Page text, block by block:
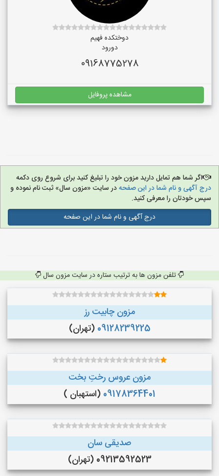
دوختکده فهیم
دورود
09168775278
مشاهده پروفایل
اگر شما هم تمایل دارید مزون خود را تبلیغ کنید برای شروع روی دکمه
درج آگهی و نام شما در این صفحهدر سایت «مزون سال» ثبت نام نموده و
سپس خودتان را معرفی کنید.
درج آگهی و نام شما در این صفحه
تلفن مزون ها به ترتیب ستاره در سایت مزون سال
مزون چابیت رز
09128239225 (تهران)
مزون عروس رختِ بخت
09178364401 (استهبان )
صدیقی سان
09213592523 (تهران)